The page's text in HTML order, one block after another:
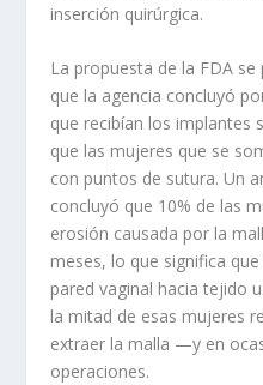
inserción quirúrgica.
La propuesta de la FDA
que la agencia concluyó
que recibían los implantes
que las mujeres que se
con puntos de sutura. Un
concluyó que 10% de las
erosión causada por la
meses, lo que significa
pared vaginal hacia tejido
la mitad de esas mujeres
extraer la malla —y en
operaciones.